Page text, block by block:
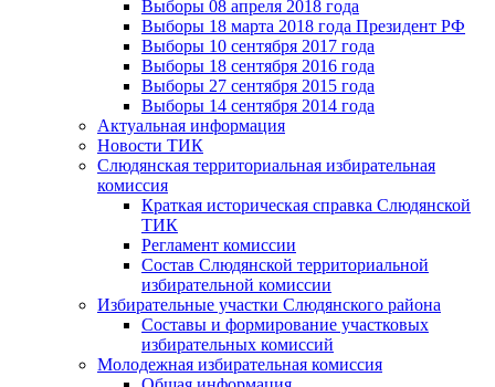
Выборы 08 апреля 2018 года
Выборы 18 марта 2018 года Президент РФ
Выборы 10 сентября 2017 года
Выборы 18 сентября 2016 года
Выборы 27 сентября 2015 года
Выборы 14 сентября 2014 года
Актуальная информация
Новости ТИК
Слюдянская территориальная избирательная
комиссия
Краткая историческая справка Слюдянской
ТИК
Регламент комиссии
Состав Слюдянской территориальной
избирательной комиссии
Избирательные участки Слюдянского района
Составы и формирование участковых
избирательных комиссий
Молодежная избирательная комиссия